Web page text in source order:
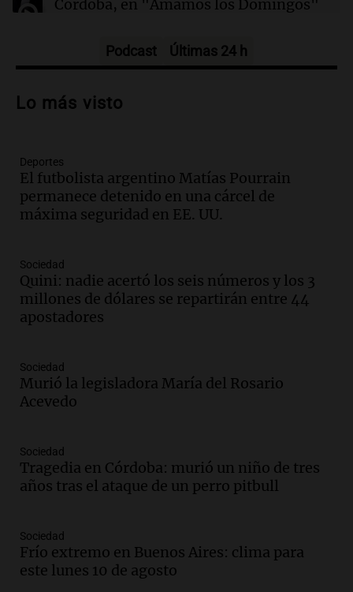
Córdoba, en "Amamos los Domingos"
hablaron de su obra en Cadena 3
Audio.
recuerdo del paso de Juan Pablo II: "Te
traspasaba con la mirada"
Amamos los Domingos
Audio.
un imperdible cordobés para los
amantes de la astronomía
Amamos los Domingos
la historia del club de Irlanda
revolucionado por hinchas argentinos
Amamos los Domingos
Audio.
argentino regresa al país tras conflicto
con Brasil
Audio.Bomberos asisten a senderista
con fractura de tobillo en refugio Doña
Rosa
Podcast Últimas 24 h
Lo más visto
Deportes
El futbolista argentino Matías Pourrain
permanece detenido en una cárcel de
máxima seguridad en EE. UU.
Sociedad
Quini: nadie acertó los seis números y los 3
millones de dólares se repartirán entre 44
apostadores
Sociedad
Murió la legisladora María del Rosario
Acevedo
Sociedad
Tragedia en Córdoba: murió un niño de tres
años tras el ataque de un perro pitbull
Sociedad
Frío extremo en Buenos Aires: clima para
este lunes 10 de agosto